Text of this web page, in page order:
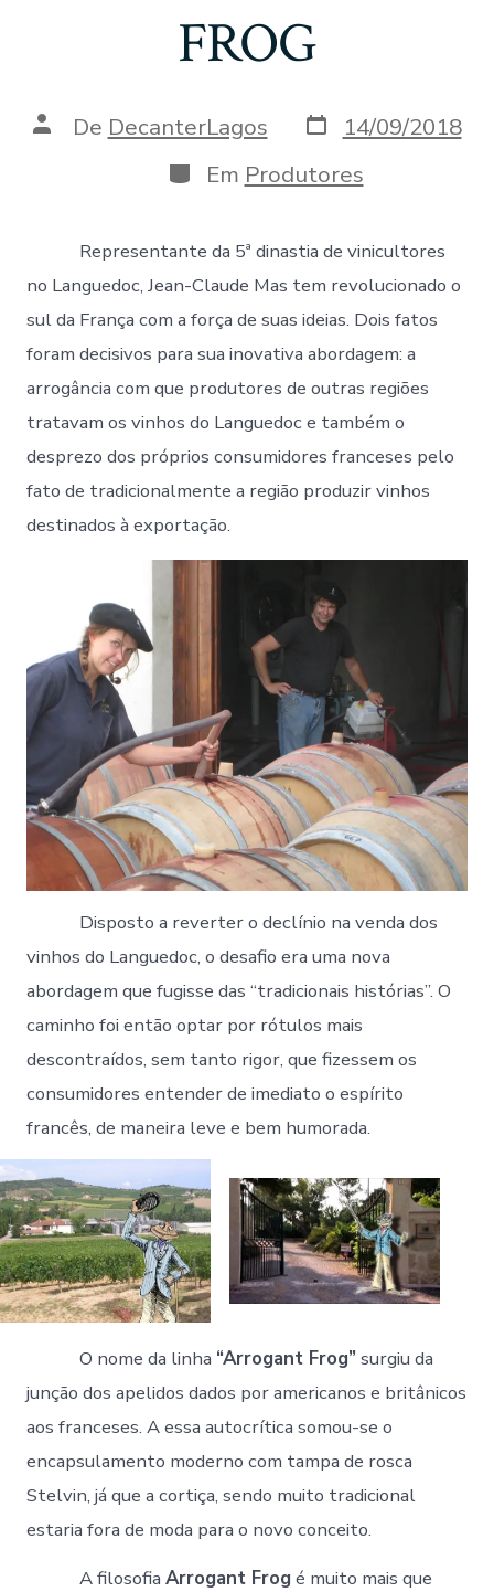
FROG
Autor
De DecanterLagos Data
do
post
14/09/2018
Categorias
Em Produtores
Representante da 5ª dinastia de vinicultores
no Languedoc, Jean-Claude Mas tem revolucionado o
sul da França com a força de suas ideias. Dois fatos
foram decisivos para sua inovativa abordagem: a
arrogância com que produtores de outras regiões
tratavam os vinhos do Languedoc e também o
desprezo dos próprios consumidores franceses pelo
fato de tradicionalmente a região produzir vinhos
destinados à exportação.
Disposto a reverter o declínio na venda dos
vinhos do Languedoc, o desafio era uma nova
abordagem que fugisse das “tradicionais histórias”. O
caminho foi então optar por rótulos mais
descontraídos, sem tanto rigor, que fizessem os
consumidores entender de imediato o espírito
francês, de maneira leve e bem humorada.
O nome da linha “Arrogant Frog” surgiu da
junção dos apelidos dados por americanos e britânicos
aos franceses. A essa autocrítica somou-se o
encapsulamento moderno com tampa de rosca
Stelvin, já que a cortiça, sendo muito tradicional
estaria fora de moda para o novo conceito.
A filosofiaArrogant Frog é muito mais que